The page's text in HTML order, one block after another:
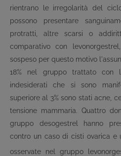
rientrano le irregolarità del
possono presentare
protratti, altre scarsi o
comparativo con
sospeso per questo motivo
18% nel gruppo trattato con
indesiderati che si sono
superiore al 3% sono stati acne,
tensione mammaria. Quattro
gruppo desogestrel hanno
contro un caso di cisti ovarica e
osservate nel gruppo